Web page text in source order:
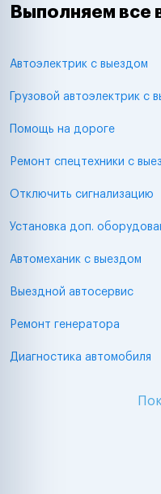
Выполняем все
Автоэлектрик с выездом
Грузовой автоэлектрик с
Помощь на дороге
Ремонт спецтехники с
Отключить сигнализацию
Установка доп.
Автомеханик с выездом
Выездной автосервис
Ремонт генератора
Диагностика автомобиля